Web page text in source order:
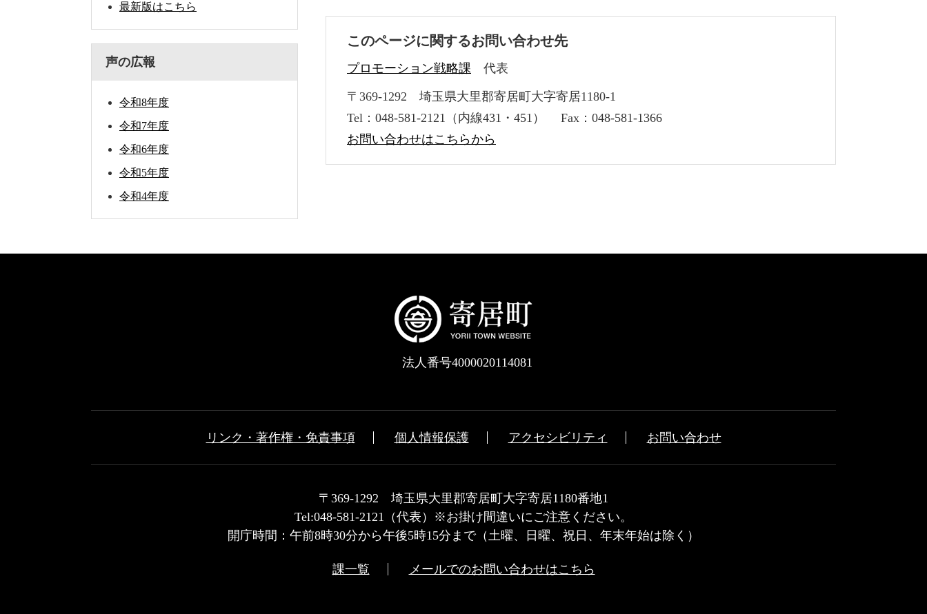
このページに関するお問い合わせ先
プロモーション戦略課 代表
〒369-1292
埼玉県大里郡寄居町大字寄居1180-1
Tel：048-581-2121（内線431・451）
Fax：048-581-1366
お問い合わせはこちらから
最新版はこちら
声の広報
令和8年度
令和7年度
令和6年度
令和5年度
令和4年度
法人番号4000020114081
リンク・著作権・免責事項 個人情報保護 アクセシビリティ お問い合わせ
〒369-1292 埼玉県大里郡寄居町大字寄居1180番地1
Tel:048-581-2121（代表）※お掛け間違いにご注意ください。
開庁時間：午前8時30分から午後5時15分まで（土曜、日曜、祝日、年末年始は除く）
課一覧 メールでのお問い合わせはこちら